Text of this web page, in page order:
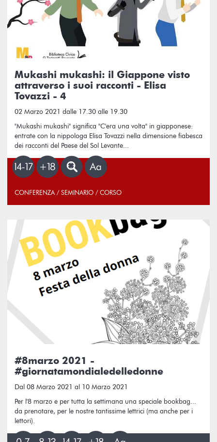
Mukashi mukashi: il Giappone visto
attraverso i suoi racconti - Elisa
Tovazzi - 4
02 Marzo 2021 dalle 17.30 alle 19.30
"Mukashi mukashi" significa "C'era una volta" in giapponese:
entrate con la nippologa Elisa Tovazzi nella dimensione fiabesca
dei racconti del Paese del Sol Levante...
CONFERENZA / SEMINARIO / CORSO
#8marzo 2021 -
#giornatamondialedelledonne
Dal 08 Marzo 2021 al 10 Marzo 2021
Per l'8 marzo e per tutta la settimana una speciale bookbag...
da prenotare, per le nostre tantissime lettrici (ma anche per i
lettori).